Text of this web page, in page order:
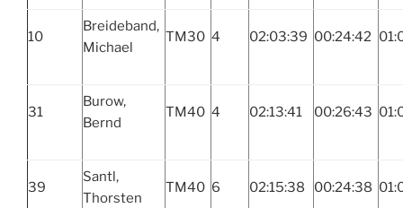
10
Breideband,
Michael
TM30 4 02:03:39 00:24:42
31
Burow,
Bernd
TM40 4 02:13:41 00:26:43
39
Santl,
Thorsten
TM40 6 02:15:38 00:24:38